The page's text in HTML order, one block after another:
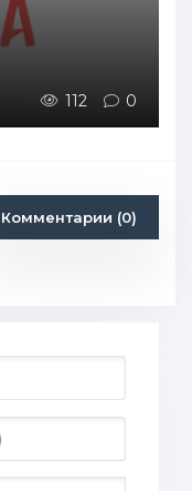
112 0
Комментарии (0)